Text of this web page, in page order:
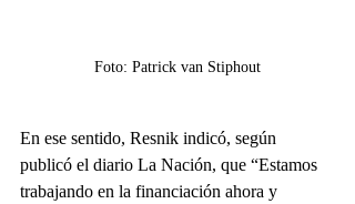
Foto: Patrick van Stiphout
En ese sentido, Resnik indicó, según
publicó el diario La Nación, que “Estamos
trabajando en la financiación ahora y